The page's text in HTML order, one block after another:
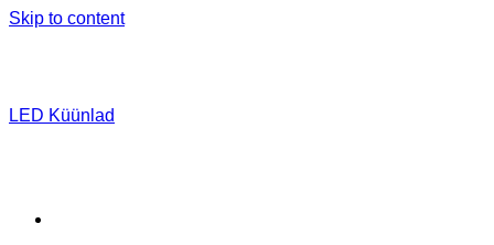
Skip to content
LED Küünlad